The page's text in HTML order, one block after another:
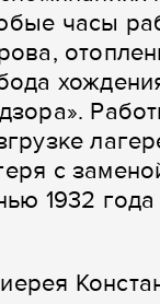
часы
с
1932